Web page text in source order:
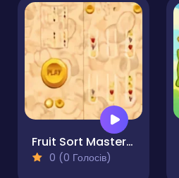
Fruit Sort Master Pro
0 (0 Голосів)